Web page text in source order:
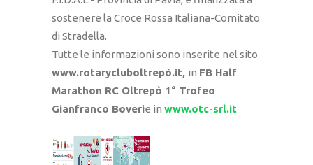
sostenere la Croce Rossa Italiana-Comitato
di Stradella.
Tutte le informazioni sono inserite nel sito
www.rotarycluboltrepò.it, in FB Half
Marathon RC Oltrepò 1° Trofeo
Gianfranco Boverie in www.otc-srl.it